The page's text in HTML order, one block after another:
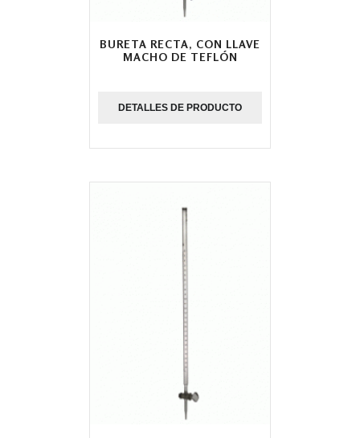
BURETA RECTA, CON LLAVE
MACHO DE TEFLÓN
DETALLES DE PRODUCTO